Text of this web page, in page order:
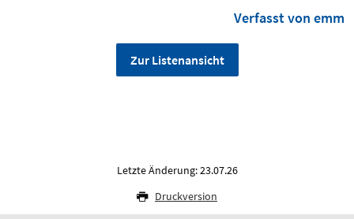
Verfasst von emm
Zur Listenansicht
Letzte Änderung: 23.07.26
Druckversion